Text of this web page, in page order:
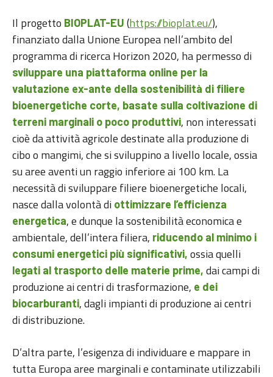
Il progetto BIOPLAT-EU (https://bioplat.eu/),
finanziato dalla Unione Europea nell’ambito del
programma di ricerca Horizon 2020, ha permesso di
sviluppare una piattaforma online per la
valutazione ex-ante della sostenibilità di filiere
bioenergetiche corte, basate sulla coltivazione di
terreni marginali o poco produttivi, non interessati
cioè da attività agricole destinate alla produzione di
cibo o mangimi, che si sviluppino a livello locale, ossia
su aree aventi un raggio inferiore ai 100 km. La
necessità di sviluppare filiere bioenergetiche locali,
nasce dalla volontà di ottimizzare l’efficienza
energetica, e dunque la sostenibilità economica e
ambientale, dell’intera filiera, riducendo al minimo i
consumi energetici più significativi, ossia quelli
legati al trasporto delle materie prime, dai campi di
produzione ai centri di trasformazione, e dei
biocarburanti, dagli impianti di produzione ai centri
di distribuzione.
D’altra parte, l’esigenza di individuare e mappare in
tutta Europa aree marginali e contaminate utilizzabili